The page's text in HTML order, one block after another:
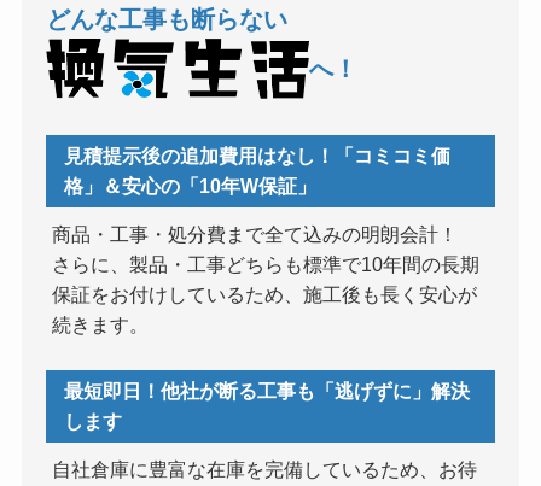
どんな工事も断らない
へ！
見積提示後の追加費用はなし！「コミコミ価
格」＆安心の「10年W保証」
商品・工事・処分費まで全て込みの明朗会計！
さらに、製品・工事どちらも標準で10年間の長期
保証をお付けしているため、施工後も長く安心が
続きます。
最短即日！他社が断る工事も「逃げずに」解決
します
自社倉庫に豊富な在庫を完備しているため、お待